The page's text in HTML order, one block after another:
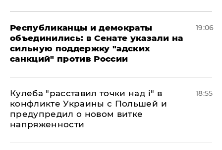
Республиканцы и демократы
объединились: в Сенате указали на
сильную поддержку "адских
санкций" против России
19:06
Кулеба "расставил точки над і" в
конфликте Украины с Польшей и
предупредил о новом витке
напряженности
18:55